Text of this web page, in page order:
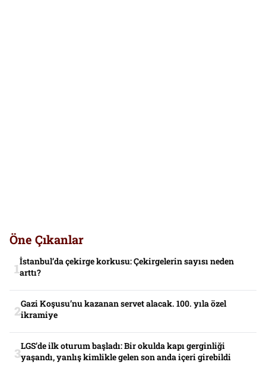
Öne Çıkanlar
İstanbul’da çekirge korkusu: Çekirgelerin sayısı neden
arttı?
Gazi Koşusu’nu kazanan servet alacak. 100. yıla özel
ikramiye
LGS’de ilk oturum başladı: Bir okulda kapı gerginliği
yaşandı, yanlış kimlikle gelen son anda içeri girebildi